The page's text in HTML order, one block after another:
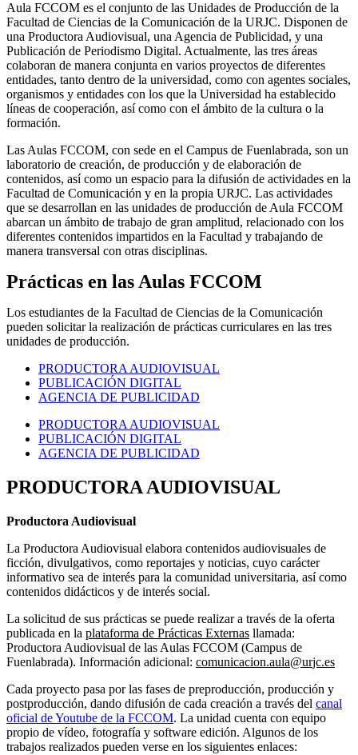
Aula FCCOM es el conjunto de las Unidades de Producción de la
Facultad de Ciencias de la Comunicación de la URJC. Disponen de
una Productora Audiovisual, una Agencia de Publicidad, y una
Publicación de Periodismo Digital. Actualmente, las tres áreas
colaboran de manera conjunta en varios proyectos de diferentes
entidades, tanto dentro de la universidad, como con agentes sociales,
organismos y entidades con los que la Universidad ha establecido
líneas de cooperación, así como con el ámbito de la cultura o la
formación.
Las Aulas FCCOM, con sede en el Campus de Fuenlabrada, son un
laboratorio de creación, de producción y de elaboración de
contenidos, así como un espacio para la difusión de actividades en la
Facultad de Comunicación y en la propia URJC. Las actividades
que se desarrollan en las unidades de producción de Aula FCCOM
abarcan un ámbito de trabajo de gran amplitud, relacionado con los
diferentes contenidos impartidos en la Facultad y trabajando de
manera transversal con otras disciplinas.
Prácticas en las Aulas FCCOM
Los estudiantes de la Facultad de Ciencias de la Comunicación
pueden solicitar la realización de prácticas curriculares en las tres
unidades de producción.
PRODUCTORA AUDIOVISUAL
PUBLICACIÓN DIGITAL
AGENCIA DE PUBLICIDAD
PRODUCTORA AUDIOVISUAL
PUBLICACIÓN DIGITAL
AGENCIA DE PUBLICIDAD
PRODUCTORA AUDIOVISUAL
Productora Audiovisual
La Productora Audiovisual elabora contenidos audiovisuales de
ficción, divulgativos, como reportajes y noticias, cuyo carácter
informativo sea de interés para la comunidad universitaria, así como
contenidos didácticos y de interés social.
La solicitud de sus prácticas se puede realizar a través de la oferta
publicada en la plataforma de Prácticas Externas llamada:
Productora Audiovisual de las Aulas FCCOM (Campus de
Fuenlabrada). Información adicional:
Cada proyecto pasa por las fases de preproducción, producción y
postproducción, dando difusión de cada creación a través del canal
oficial de Youtube de la FCCOM. La unidad cuenta con equipo
propio de vídeo, fotografía y software edición. Algunos de los
trabajos realizados pueden verse en los siguientes enlaces: